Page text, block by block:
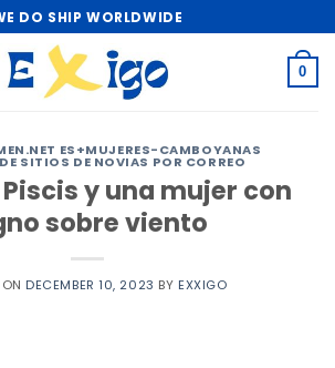
DO SHIP WORLDWIDE
0
ES+MUJERES-CAMBOYANAS
SITIOS DE NOVIAS POR CORREO
y una mujer con
sobre viento
DECEMBER 10, 2023 BY EXXIGO